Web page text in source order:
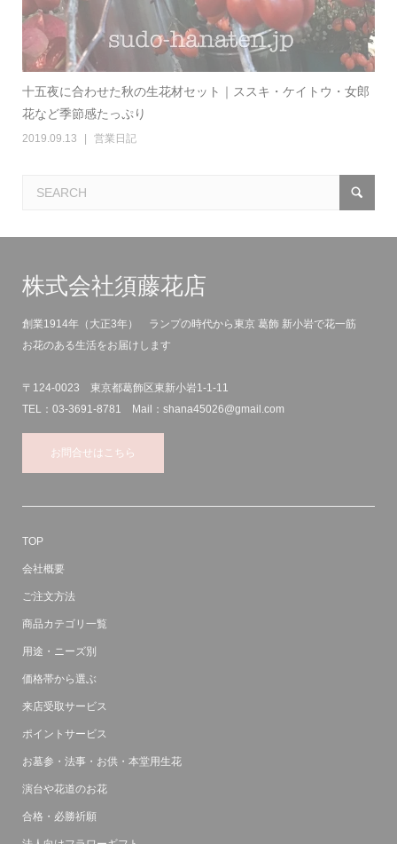
十五夜に合わせた秋の生花材セット｜ススキ・ケイトウ・女郎
花など季節感たっぷり
2019.09.13 営業日記
株式会社須藤花店
創業1914年（大正3年） ランプの時代から東京 葛飾 新小岩で花一筋
お花のある生活をお届けします
〒124-0023 東京都葛飾区東新小岩1-1-11
TEL：03-3691-8781 Mail：shana45026@gmail.com
お問合せはこちら
TOP
会社概要
ご注文方法
商品カテゴリ一覧
用途・ニーズ別
価格帯から選ぶ
来店受取サービス
ポイントサービス
お墓参・法事・お供・本堂用生花
演台や花道のお花
合格・必勝祈願